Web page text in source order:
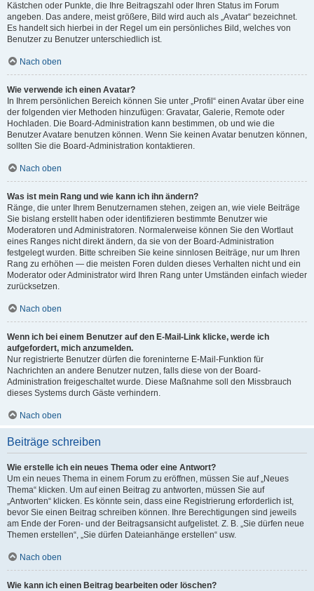
Kästchen oder Punkte, die Ihre Beitragszahl oder Ihren Status im Forum
angeben. Das andere, meist größere, Bild wird auch als „Avatar“ bezeichnet.
Es handelt sich hierbei in der Regel um ein persönliches Bild, welches von
Benutzer zu Benutzer unterschiedlich ist.
Nach oben
Wie verwende ich einen Avatar?
In Ihrem persönlichen Bereich können Sie unter „Profil“ einen Avatar über eine
der folgenden vier Methoden hinzufügen: Gravatar, Galerie, Remote oder
Hochladen. Die Board-Administration kann bestimmen, ob und wie die
Benutzer Avatare benutzen können. Wenn Sie keinen Avatar benutzen können,
sollten Sie die Board-Administration kontaktieren.
Nach oben
Was ist mein Rang und wie kann ich ihn ändern?
Ränge, die unter Ihrem Benutzernamen stehen, zeigen an, wie viele Beiträge
Sie bislang erstellt haben oder identifizieren bestimmte Benutzer wie
Moderatoren und Administratoren. Normalerweise können Sie den Wortlaut
eines Ranges nicht direkt ändern, da sie von der Board-Administration
festgelegt wurden. Bitte schreiben Sie keine sinnlosen Beiträge, nur um Ihren
Rang zu erhöhen — die meisten Foren dulden dieses Verhalten nicht und ein
Moderator oder Administrator wird Ihren Rang unter Umständen einfach wieder
zurücksetzen.
Nach oben
Wenn ich bei einem Benutzer auf den E-Mail-Link klicke, werde ich
aufgefordert, mich anzumelden.
Nur registrierte Benutzer dürfen die foreninterne E-Mail-Funktion für
Nachrichten an andere Benutzer nutzen, falls diese von der Board-
Administration freigeschaltet wurde. Diese Maßnahme soll den Missbrauch
dieses Systems durch Gäste verhindern.
Nach oben
Beiträge schreiben
Wie erstelle ich ein neues Thema oder eine Antwort?
Um ein neues Thema in einem Forum zu eröffnen, müssen Sie auf „Neues
Thema“ klicken. Um auf einen Beitrag zu antworten, müssen Sie auf
„Antworten“ klicken. Es könnte sein, dass eine Registrierung erforderlich ist,
bevor Sie einen Beitrag schreiben können. Ihre Berechtigungen sind jeweils
am Ende der Foren- und der Beitragsansicht aufgelistet. Z. B. „Sie dürfen neue
Themen erstellen“, „Sie dürfen Dateianhänge erstellen“ usw.
Nach oben
Wie kann ich einen Beitrag bearbeiten oder löschen?